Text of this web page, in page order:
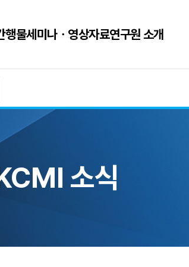
행물세미나ㆍ영상자료연구원 소개
소식